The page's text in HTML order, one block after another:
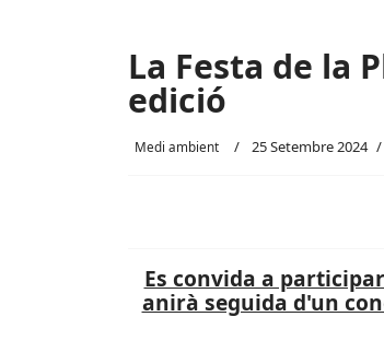
La Festa de la
edició
Medi ambient 25 Setembre 2024
Es convida a
anirà seguida d'un